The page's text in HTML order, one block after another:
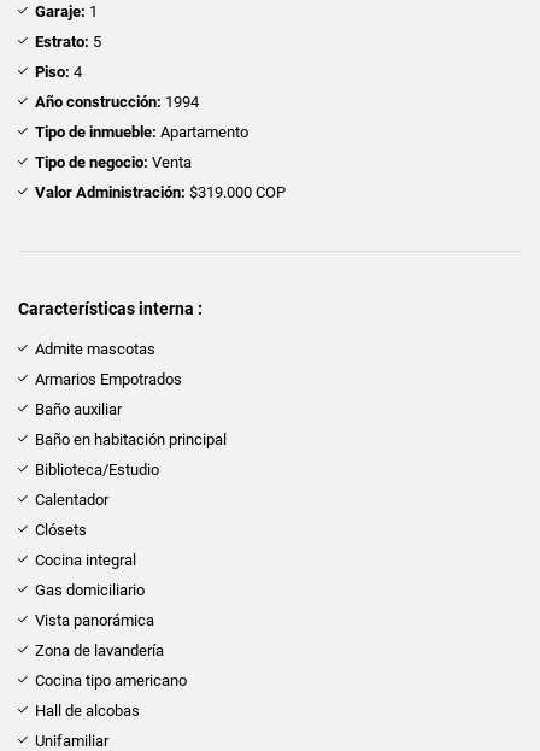
Garaje: 1
Estrato: 5
Piso: 4
Año construcción: 1994
Tipo de inmueble: Apartamento
Tipo de negocio: Venta
Valor Administración: $319.000 COP
Características interna :
Admite mascotas
Armarios Empotrados
Baño auxiliar
Baño en habitación principal
Biblioteca/Estudio
Calentador
Clósets
Cocina integral
Gas domiciliario
Vista panorámica
Zona de lavandería
Cocina tipo americano
Hall de alcobas
Unifamiliar